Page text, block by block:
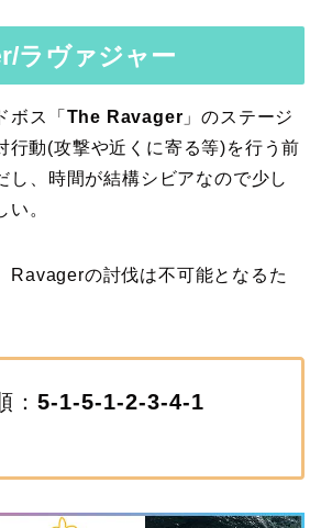
ラヴァジャー
ボス「 The Ravager 」のステージ
行動(攻撃や近くに寄る等)を行う前
し、時間が結構シビアなので少し
い。
Ravagerの討伐は不可能となるた
： 5-1-5-1-2-3-4-1